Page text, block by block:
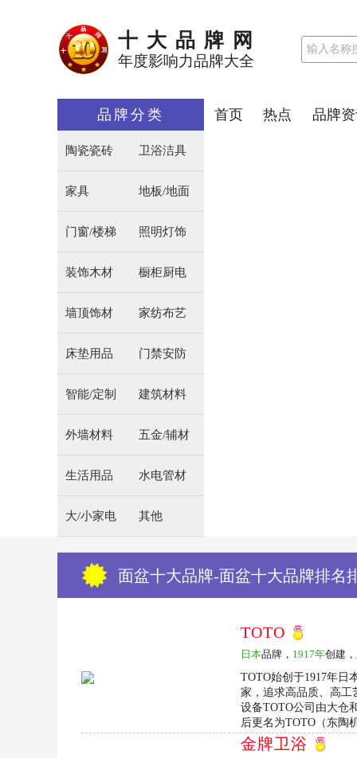
十大品牌网
年度影响力品牌大全
品牌分类
陶瓷瓷砖 卫浴洁具
家具 地板/地面
门窗/楼梯 照明灯饰
装饰木材 橱柜厨电
墙顶饰材 家纺布艺
床垫用品 门禁安防
智能/定制 建筑材料
外墙材料 五金/辅材
生活用品 水电管材
大/小家电 其他
首页 热点 品牌
面盆十大品牌-面盆十大品牌排名
TOTO
日本品牌， 1917年创建
TOTO始创于1917年日
家，追求高品质、高工
设备TOTO公司由大仓
后更名为TOTO（东陶
金牌卫浴